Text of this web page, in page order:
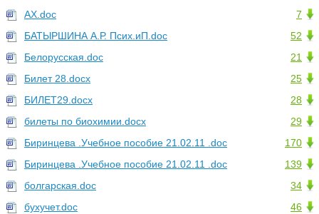
7
АХ.doc
52
БАТЫРШИНА А.Р. Псих.иП.doc
21
Белорусская.doc
25
Билет 28.docx
28
БИЛЕТ29.docx
29
билеты по биохимии.docx
170
Биринцева .Учебное пособие 21.02.11 .doc
139
Биринцева .Учебное пособие 21.02.11 .doc
34
болгарская.doc
46
бухучет.doc